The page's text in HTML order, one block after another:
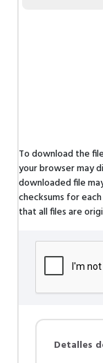
To download the
your browser may
downloaded file
checksums for
that all files are
Detalles